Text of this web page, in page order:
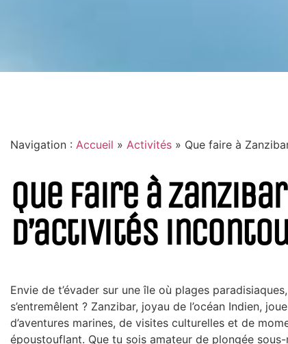
Navigation : Accueil » Activités » Que faire à
Que faire à
d’activités
Envie de t’évader sur une île où plages
s’entremêlent ? Zanzibar, joyau de l’océan Indien,
d’aventures marines, de visites culturelles et de
époustouflant. Que tu sois amateur de plongée